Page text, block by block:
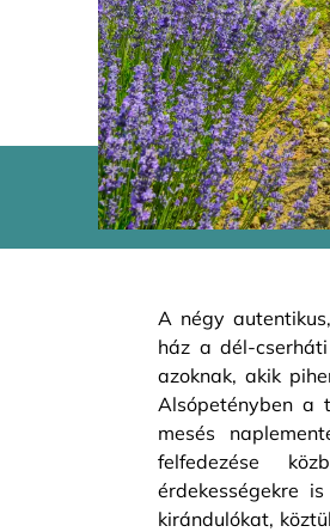
A négy
ház a dél-
azoknak, akik
Alsópetényben a
mesés
felfedezése
érdekességekre
kirándulókat,